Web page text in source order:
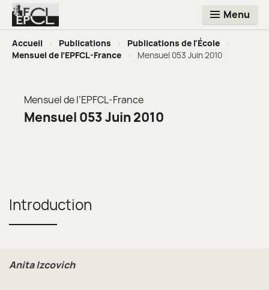
Menu
Accueil > Publications > Publications de l'École
>
Mensuel de l’EPFCL-France
> Mensuel 053 Juin 2010
Mensuel de l’EPFCL-France
Mensuel 053 Juin 2010
Introduction
Anita Izcovich